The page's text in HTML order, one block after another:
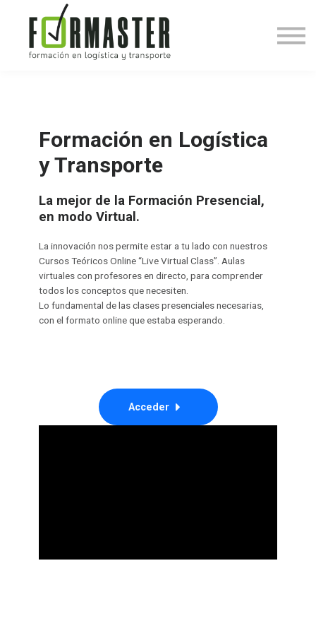
Cursos
Contacto
Acceder
Formación en Logística
y Transporte
La mejor de la Formación Presencial,
en modo Virtual.
La innovación nos permite estar a tu lado con nuestros
Cursos Teóricos Online “Live Virtual Class”. Aulas
virtuales con profesores en directo, para comprender
todos los conceptos que necesiten.
Lo fundamental de las clases presenciales necesarias,
con el formato online que estaba esperando.
Acceder